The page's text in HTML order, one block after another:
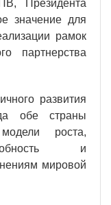
Президента
значение для
рамок
партнерства
развития
обе страны
роста,
и
мировой